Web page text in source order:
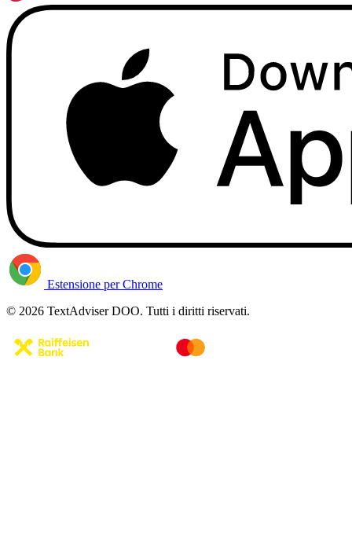
Estensione per Chrome
© 2026 TextAdviser DOO. Tutti i diritti riservati.